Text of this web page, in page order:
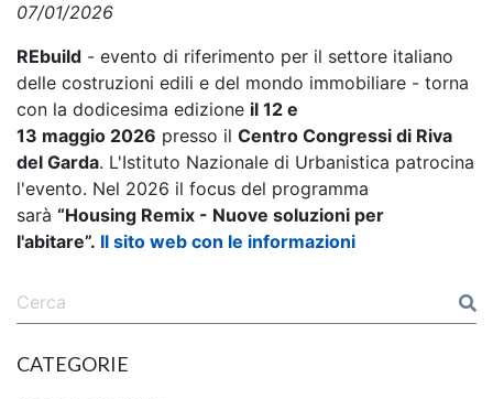
07/01/2026
REbuild - evento di riferimento per il settore italiano
delle costruzioni edili e del mondo immobiliare - torna
con la dodicesima edizione il 12 e
13 maggio 2026 presso il Centro Congressi di Riva
del Garda. L'Istituto Nazionale di Urbanistica patrocina
l'evento. Nel 2026 il focus del programma
sarà “Housing Remix - Nuove soluzioni per
l'abitare”. Il sito web con le informazioni
CATEGORIE